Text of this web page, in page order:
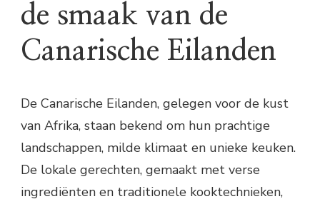
de smaak van de
Canarische Eilanden
De Canarische Eilanden, gelegen voor de kust
van Afrika, staan bekend om hun prachtige
landschappen, milde klimaat en unieke keuken.
De lokale gerechten, gemaakt met verse
ingrediënten en traditionele kooktechnieken,